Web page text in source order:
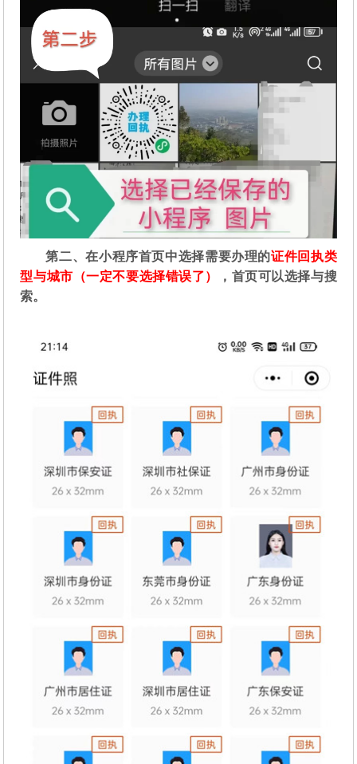
第二、在小程序首页中选择需要办理的证件回执类
型与城市（一定不要选择错误了）
，首页可以选择与搜
索。